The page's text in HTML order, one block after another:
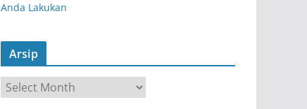
Anda Lakukan
Arsip
r